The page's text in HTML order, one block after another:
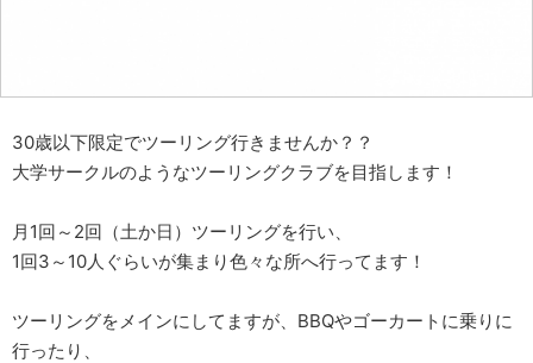
30歳以下限定でツーリング行きませんか？？
大学サークルのようなツーリングクラブを目指します！
月1回～2回（土か日）ツーリングを行い、
1回3～10人ぐらいが集まり色々な所へ行ってます！
ツーリングをメインにしてますが、BBQやゴーカートに乗りに
行ったり、